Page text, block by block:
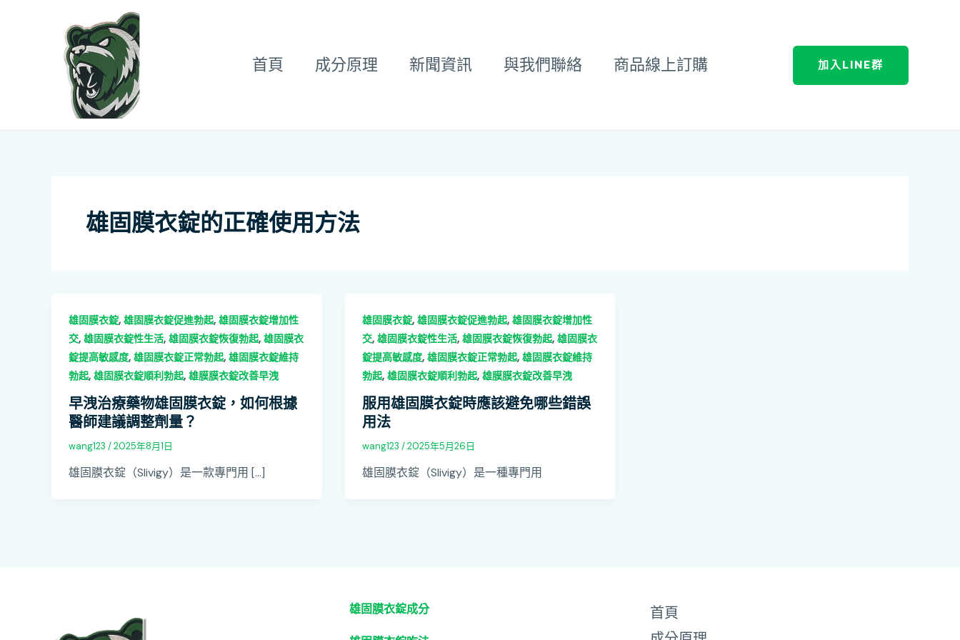
首頁 成分原理 新聞資訊 與我們聯絡 商品線上訂購 加入LINE群
雄固膜衣錠的正確使用方法
雄固膜衣錠, 雄固膜衣錠促進勃起, 雄固膜衣錠增加性
交, 雄固膜衣錠性生活, 雄固膜衣錠恢復勃起, 雄固膜衣
錠提高敏感度, 雄固膜衣錠正常勃起, 雄固膜衣錠維持
勃起, 雄固膜衣錠順利勃起, 雄膜膜衣錠改善早洩
早洩治療藥物雄固膜衣錠，如何根據
醫師建議調整劑量？
wang123 /2025年8月1日
雄固膜衣錠（Slivigy）是一款專門用 […]
雄固膜衣錠, 雄固膜衣錠促進勃起, 雄固膜衣錠增加性
交, 雄固膜衣錠性生活, 雄固膜衣錠恢復勃起, 雄固膜衣
錠提高敏感度, 雄固膜衣錠正常勃起, 雄固膜衣錠維持
勃起, 雄固膜衣錠順利勃起, 雄膜膜衣錠改善早洩
服用雄固膜衣錠時應該避免哪些錯誤
用法
wang123 /2025年5月26日
雄固膜衣錠（Slivigy）是一種專門用
雄固膜衣錠成分
首頁